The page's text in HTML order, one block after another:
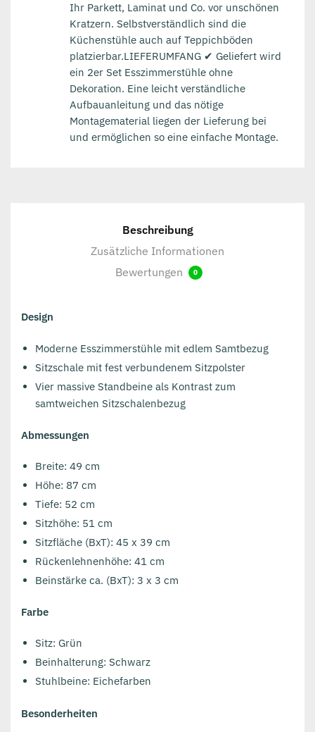
Ihr Parkett, Laminat und Co. vor unschönen
Kratzern. Selbstverständlich sind die
Küchenstühle auch auf Teppichböden
platzierbar.LIEFERUMFANG ✔ Geliefert wird
ein 2er Set Esszimmerstühle ohne
Dekoration. Eine leicht verständliche
Aufbauanleitung und das nötige
Montagematerial liegen der Lieferung bei
und ermöglichen so eine einfache Montage.
Beschreibung
Zusätzliche Informationen
Bewertungen
0
Design
Moderne Esszimmerstühle mit edlem Samtbezug
Sitzschale mit fest verbundenem Sitzpolster
Vier massive Standbeine als Kontrast zum
samtweichen Sitzschalenbezug
Abmessungen
Breite: 49 cm
Höhe: 87 cm
Tiefe: 52 cm
Sitzhöhe: 51 cm
Sitzfläche (BxT): 45 x 39 cm
Rückenlehnenhöhe: 41 cm
Beinstärke ca. (BxT): 3 x 3 cm
Farbe
Sitz: Grün
Beinhalterung: Schwarz
Stuhlbeine: Eichefarben
Besonderheiten